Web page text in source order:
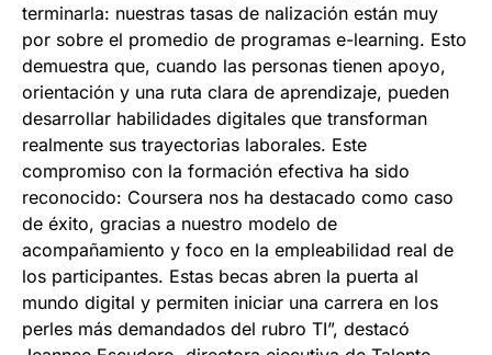
terminarla: nuestras tasas de nalización están muy
por sobre el promedio de programas e-learning. Esto
demuestra que, cuando las personas tienen apoyo,
orientación y una ruta clara de aprendizaje, pueden
desarrollar habilidades digitales que transforman
realmente sus trayectorias laborales. Este
compromiso con la formación efectiva ha sido
reconocido: Coursera nos ha destacado como caso
de éxito, gracias a nuestro modelo de
acompañamiento y foco en la empleabilidad real de
los participantes. Estas becas abren la puerta al
mundo digital y permiten iniciar una carrera en los
perles más demandados del rubro TI”, destacó